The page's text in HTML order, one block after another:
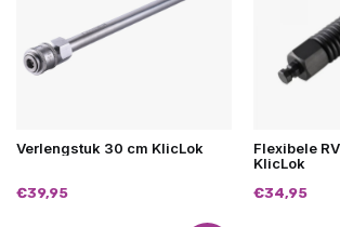
Verlengstuk 30 cm KlicLok
€39,95
Flexibele
KlicLok
€34,95